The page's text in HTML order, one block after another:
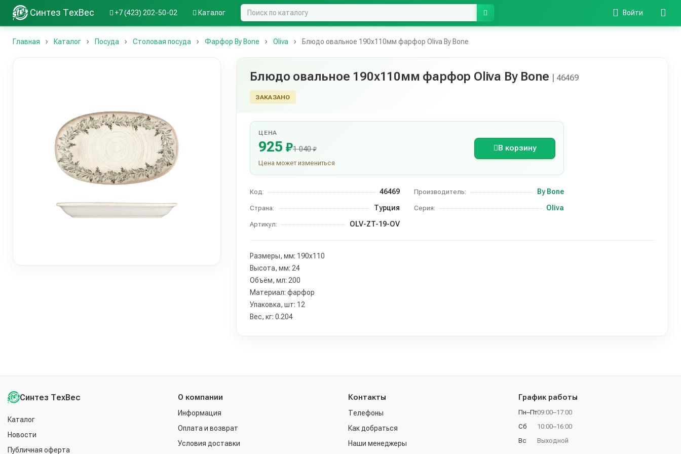
Синтез ТехВес +7 (423) 202-50-02 Каталог Войти
Главная Каталог Посуда Столовая посуда Фарфор By Bone Oliva Блюдо овальное 190х110мм фарфор Oliva By Bone
Блюдо овальное 190х110мм фарфор Oliva By Bone | 46469
ЗАКАЗАНО
ЦЕНА
925₽1 040₽
Цена может измениться
В корзину
Код: 46469 Производитель: By Bone
Страна: Турция Серия: Oliva
Артикул: OLV-ZT-19-OV
Размеры, мм: 190х110
Высота, мм: 24
Объём, мл: 200
Материал: фарфор
Упаковка, шт: 12
Вес, кг: 0.204
Синтез ТехВес
Каталог
Новости
Публичная оферта
О компании
Информация
Оплата и возврат
Условия доставки
Контакты
Телефоны
Как добраться
Наши менеджеры
График работы
Пн–Пт
Сб
Вс
09:00–17:00
10:00–16:00
Выходной